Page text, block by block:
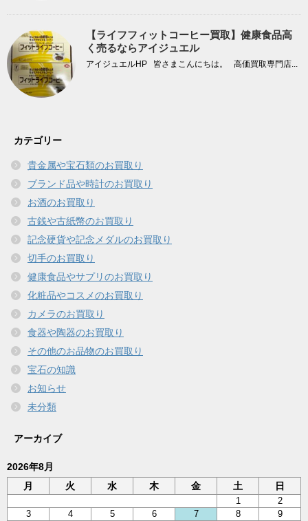
【ライフフィットコーヒー買取】健康食品高
く売るならアイジュエル
アイジュエルHP 皆さまこんにちは。 高価買取専門店...
カテゴリー
貴金属や宝石類のお買取り
ブランド品や時計のお買取り
お酒のお買取り
古銭や古紙幣のお買取り
記念硬貨や記念メダルのお買取り
切手のお買取り
健康食品やサプリのお買取り
化粧品やコスメのお買取り
カメラのお買取り
食器や陶器のお買取り
その他のお品物のお買取り
宝石の知識
お知らせ
未分類
アーカイブ
2026年8月
月
火 水 木 金 土 日
1
2
3
4 5 6 7 8
9